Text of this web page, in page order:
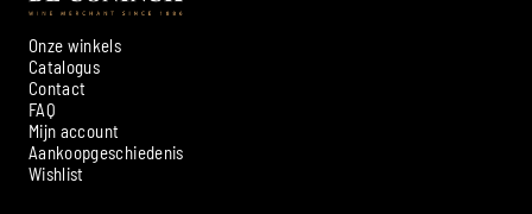
Onze winkels
Catalogus
Contact
FAQ
Mijn account
Aankoopgeschiedenis
Wishlist